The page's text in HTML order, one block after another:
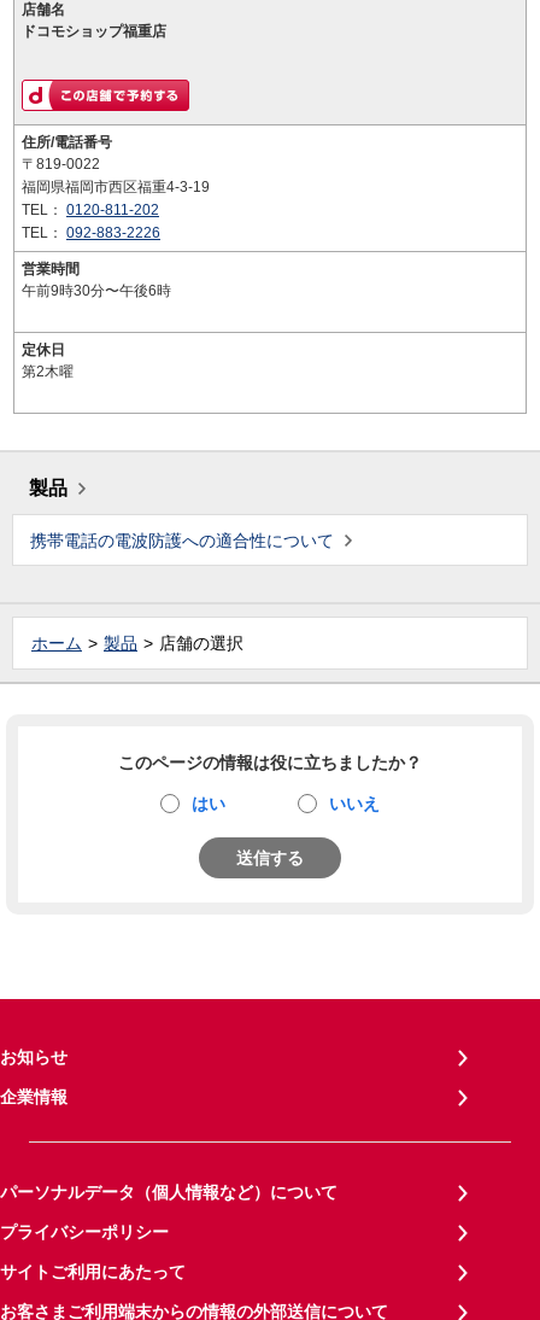
店舗名
ドコモショップ福重店
住所/電話番号
〒819-0022
福岡県福岡市西区福重4-3-19
TEL： 0120-811-202
TEL： 092-883-2226
営業時間
午前9時30分〜午後6時
定休日
第2木曜
製品
携帯電話の電波防護への適合性について
ホーム 製品 店舗の選択
このページの情報は役に立ちましたか？
はい いいえ
送信する
お知らせ
企業情報
パーソナルデータ（個人情報など）について
プライバシーポリシー
サイトご利用にあたって
お客さまご利用端末からの情報の外部送信について